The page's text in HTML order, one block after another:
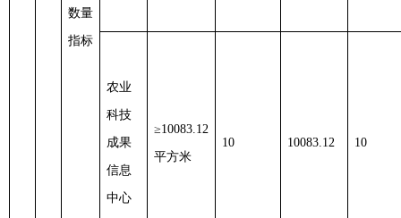
数量
指标
农业
科技
成果
信息
中心
≥10083.12
平方米
10 10083.12 10